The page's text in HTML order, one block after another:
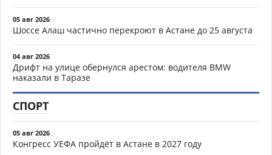
05 авг 2026
Шоссе Алаш частично перекроют в Астане до 25 августа
04 авг 2026
Дрифт на улице обернулся арестом: водителя BMW
наказали в Таразе
СПОРТ
05 авг 2026
Конгресс УЕФА пройдёт в Астане в 2027 году